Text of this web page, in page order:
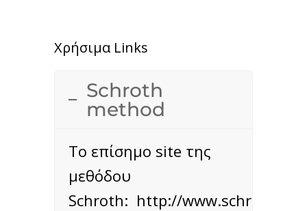
Χρήσιμα Links
Schroth
method
Το επίσημο site της
μεθόδου
Schroth: http://